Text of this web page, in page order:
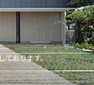
ております。